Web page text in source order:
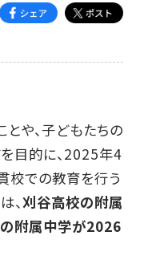
や、子どもたちの
目的に、2025年4
校での教育を行う
、刈谷高校の附属
附属中学が2026